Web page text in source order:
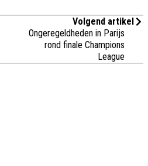
Volgend artikel
Ongeregeldheden in Parijs
rond finale Champions
League